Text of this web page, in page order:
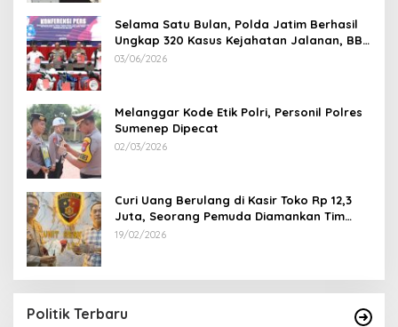
Selama Satu Bulan, Polda Jatim Berhasil
Ungkap 320 Kasus Kejahatan Jalanan, BB
100 Sepeda Motor dan 12 Mobil Diamankan
03/06/2026
Melanggar Kode Etik Polri, Personil Polres
Sumenep Dipecat
02/03/2026
Curi Uang Berulang di Kasir Toko Rp 12,3
Juta, Seorang Pemuda Diamankan Tim
Reskrim Polsek Lenteng Sumenep
19/02/2026
Politik Terbaru